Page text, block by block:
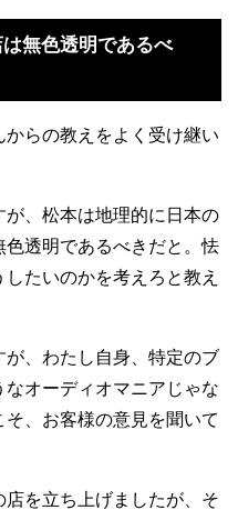
無色透明であるべ
らの教えをよく受け継い
が、松本は地理的に日本の
透明であるべきだと。怯
たいのかを考えろと教え
、わたし自身、特定のブ
オーディオマニアじゃな
、お客様の意見を聞いて
を立ち上げましたが、そ